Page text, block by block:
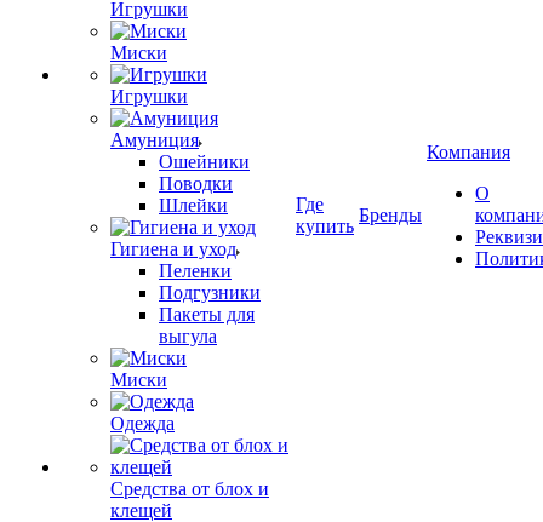
Игрушки
Миски
Игрушки
Амуниция
Ошейники
Поводки
Шлейки
Гигиена и уход
Пеленки
Подгузники
Пакеты для
выгула
Миски
Одежда
Средства от блох и
клещей
Где
купить
Бренды
Компания
О